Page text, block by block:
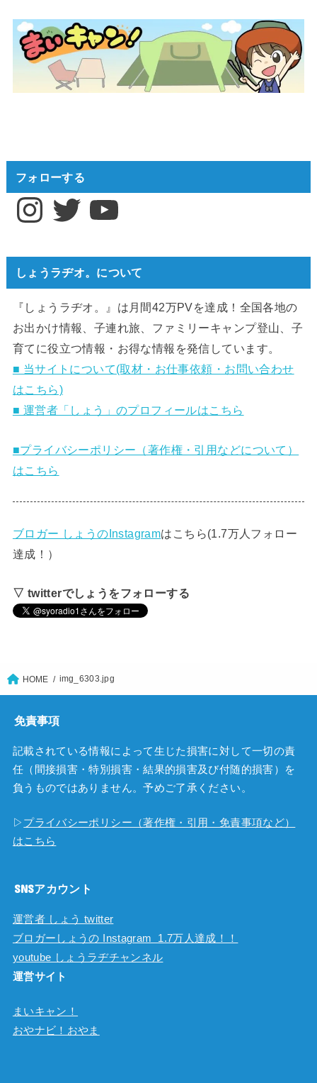
フォローする
InstagramTwitter YouTube
しょうラヂオ。について
『しょうラヂオ。』は月間42万PVを達成！全国各地の
お出かけ情報、子連れ旅、ファミリーキャンプ登山、子
育てに役立つ情報・お得な情報を発信しています。
■ 当サイトについて(取材・お仕事依頼・お問い合わせ
はこちら)
■ 運営者「しょう」のプロフィールはこちら
■プライバシーポリシー（著作権・引用などについて）
はこちら
ブロガー しょうのInstagramはこちら(1.7万人フォロー
達成！）
▽ twitterでしょうをフォローする
HOME img_6303.jpg
免責事項
記載されている情報によって生じた損害に対して一切の責
任（間接損害・特別損害・結果的損害及び付随的損害）を
負うものではありません。予めご了承ください。
▷ プライバシーポリシー（著作権・引用・免責事項など）
はこちら
SNSアカウント
運営者 しょう twitter
ブロガーしょうの Instagram 1.7万人達成！！
youtube しょうラヂチャンネル
運営サイト
まいキャン！
おやナビ！おやま